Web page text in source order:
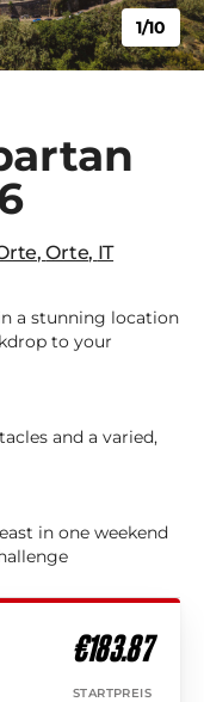
,Orte, IT
a stunning location
to your
and a varied,
in one weekend
€183.87
STARTPREIS
1/10